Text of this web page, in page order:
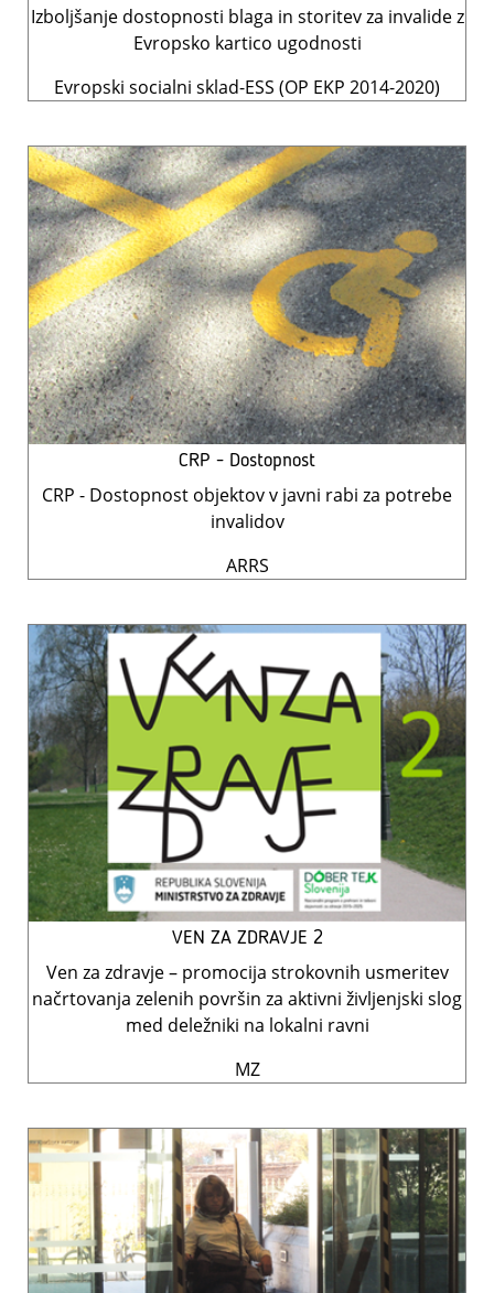
Izboljšanje dostopnosti blaga in storitev za invalide z
Evropsko kartico ugodnosti
Evropski socialni sklad-ESS (OP EKP 2014-2020)
CRP - Dostopnost
CRP - Dostopnost objektov v javni rabi za potrebe
invalidov
ARRS
VEN ZA ZDRAVJE 2
Ven za zdravje – promocija strokovnih usmeritev
načrtovanja zelenih površin za aktivni življenjski slog
med deležniki na lokalni ravni
MZ